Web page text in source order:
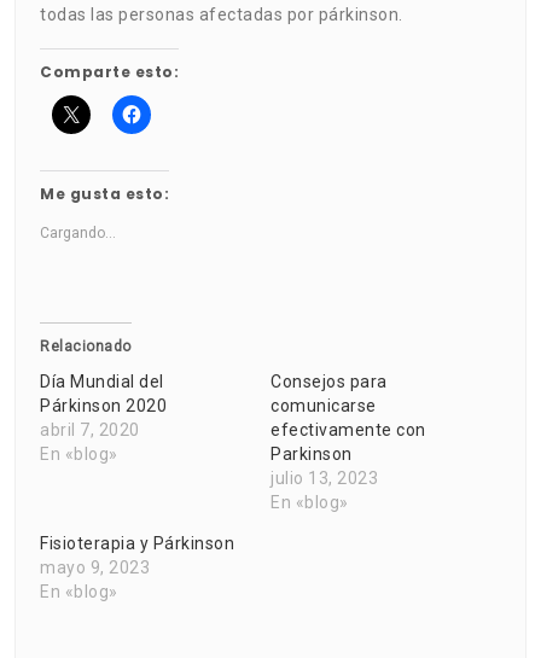
todas las personas afectadas por párkinson.
Comparte esto:
Me gusta esto:
Cargando...
Relacionado
Día Mundial del
Párkinson 2020
abril 7, 2020
En «blog»
Consejos para
comunicarse
efectivamente con
Parkinson
julio 13, 2023
En «blog»
Fisioterapia y Párkinson
mayo 9, 2023
En «blog»